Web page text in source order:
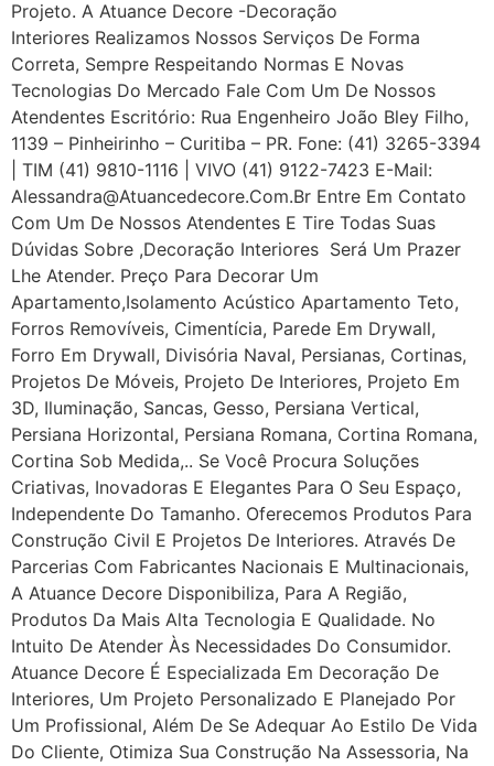
Projeto. A Atuance Decore -Decoração
Interiores Realizamos Nossos Serviços De Forma
Correta, Sempre Respeitando Normas E Novas
Tecnologias Do Mercado Fale Com Um De Nossos
Atendentes Escritório: Rua Engenheiro João Bley Filho,
1139 – Pinheirinho – Curitiba – PR. Fone: (41) 3265-3394
| TIM (41) 9810-1116 | VIVO (41) 9122-7423 E-Mail:
Alessandra@atuancedecore.com.br Entre Em Contato
Com Um De Nossos Atendentes E Tire Todas Suas
Dúvidas Sobre ,Decoração Interiores Será Um Prazer
Lhe Atender. Preço Para Decorar Um
Apartamento,Isolamento Acústico Apartamento Teto,
Forros Removíveis, Cimentícia, Parede Em Drywall,
Forro Em Drywall, Divisória Naval, Persianas, Cortinas,
Projetos De Móveis, Projeto De Interiores, Projeto Em
3D, Iluminação, Sancas, Gesso, Persiana Vertical,
Persiana Horizontal, Persiana Romana, Cortina Romana,
Cortina Sob Medida,.. Se Você Procura Soluções
Criativas, Inovadoras E Elegantes Para O Seu Espaço,
Independente Do Tamanho. Oferecemos Produtos Para
Construção Civil E Projetos De Interiores. Através De
Parcerias Com Fabricantes Nacionais E Multinacionais,
A Atuance Decore Disponibiliza, Para A Região,
Produtos Da Mais Alta Tecnologia E Qualidade. No
Intuito De Atender Às Necessidades Do Consumidor.
Atuance Decore É Especializada Em Decoração De
Interiores, Um Projeto Personalizado E Planejado Por
Um Profissional, Além De Se Adequar Ao Estilo De Vida
Do Cliente, Otimiza Sua Construção Na Assessoria, Na